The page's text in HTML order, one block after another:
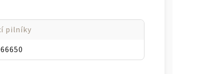
pilníky